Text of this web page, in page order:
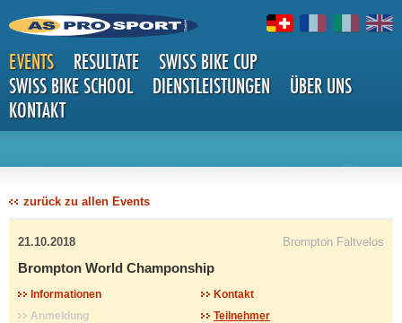
EVENTS RESULTATE
SWISS BIKE CUP
SWISS BIKE SCHOOL
DIENSTLEISTUNGEN
ÜBER UNS
KONTAKT
DETAILS
zurück zu allen Events
21.10.2018 Brompton Faltvelos
Brompton World Champonship
Informationen
Kontakt
Anmeldung
Teilnehmer